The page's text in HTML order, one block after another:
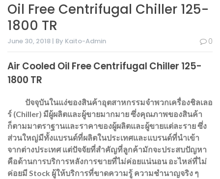
Oil Free Centrifugal Chiller 125-
1800 TR
June 30, 2018 | By Kaito-Admin 0
Air Cooled Oil Free Centrifugal Chiller 125-
1800 TR
ปัจจุบันในแง่ของสินค้าอุตสาหกรรมจำพวกเครื่องชิลเลอ
ร์ (Chiller) มีผู้ผลิตและผู้ขายมากมาย ซึ่งคุณภาพของสินค้า
ก็ตามมาตราฐานและราคาของผู้ผลิตและผู้ขายแต่ละราย ซึ่ง
ส่วนใหญ่มีทั้งแบรนด์ที่ผลิตในประเทศและแบรนด์ที่นำเข้า
จากต่างประเทศ แต่ปัจจัยที่สำคัญที่ลูกค้ามักจะประสบปัญหา
คือด้านการบริการหลังการขายที่ไม่ค่อยแน่นอน อะไหล่ที่ไม่
ค่อยมี Stock ผู้ให้บริการที่ขาดความรู้ ความชำนาญจริง ๆ